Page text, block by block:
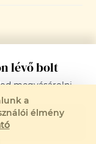
lévő bolt
megvásárolni.
ismét
a
élmény